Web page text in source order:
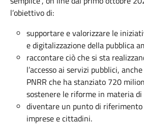
l’obiettivo di:
supportare e valorizzare le
e digitalizzazione della pubblica
raccontare ciò che si sta
l’accesso ai servizi pubblici,
PNRR che ha stanziato 720
sostenere le riforme in materia di
diventare un punto di
imprese e cittadini.